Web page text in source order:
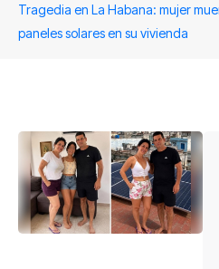
Tragedia en La Habana: mujer
paneles solares en su vivienda